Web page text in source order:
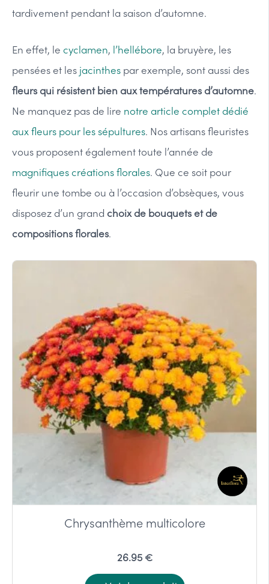
tardivement pendant la saison d’automne.
En effet, le cyclamen, l’hellébore, la bruyère, les
pensées et les jacinthes par exemple, sont aussi des
fleurs qui résistent bien aux températures d’automne.
Ne manquez pas de lire notre article complet dédié
aux fleurs pour les sépultures. Nos artisans fleuristes
vous proposent également toute l’année de
magnifiques créations florales. Que ce soit pour
fleurir une tombe ou à l’occasion d’obsèques, vous
disposez d’un grand choix de bouquets et de
compositions florales.
Chrysanthème multicolore
26.95 €